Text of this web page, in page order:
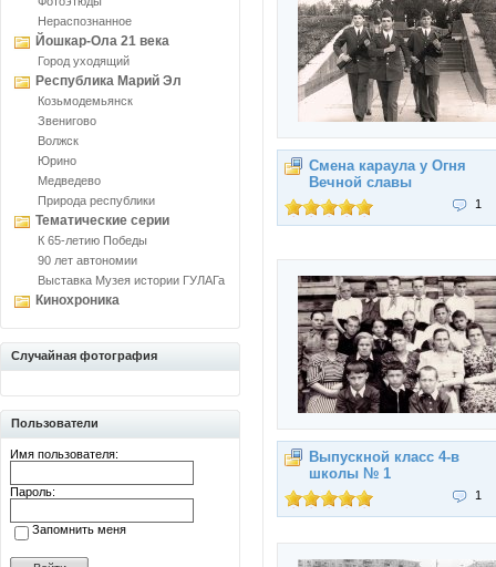
Нераспознанное
Йошкар-Ола 21 века
Город уходящий
Республика Марий Эл
Козьмодемьянск
Звенигово
Волжск
Юрино
Медведево
Природа республики
Тематические серии
К 65-летию Победы
90 лет автономии
Выставка Музея истории ГУЛАГа
Кинохроника
Случайная фотография
Пользователи
Имя пользователя:
Пароль:
Запомнить меня
Смена караула у Огня
Вечной славы
1
Выпускной класс 4-в
школы № 1
1